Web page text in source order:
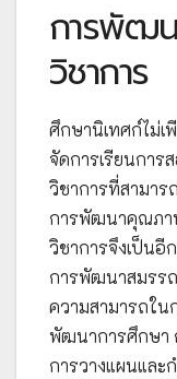
การพัฒน
วิชาการ
ศึกษานิเทศก์ไม่เ
จัดการเรียนการ
วิชาการที่สามาร
การพัฒนาคุณภา
วิชาการจึงเป็น
การพัฒนาสมรร
ความสามารถใน
พัฒนาการศึกษา
การวางแผนแล